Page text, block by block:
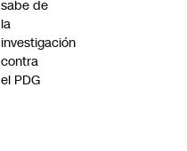
sabe de
la
investigación
contra
el PDG